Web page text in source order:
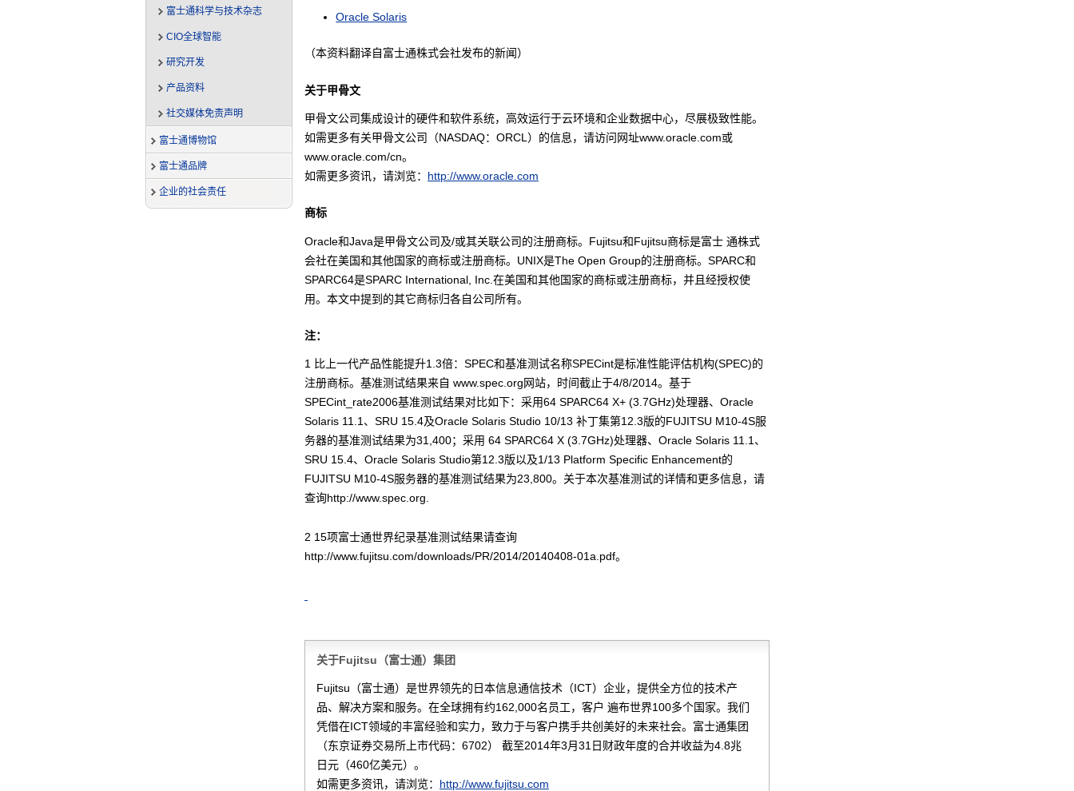
富士通科学与技术杂志
CIO全球智能
研究开发
产品资料
社交媒体免责声明
富士通博物馆
富士通品牌
企业的社会责任
Oracle Solaris
（本资料翻译自富士通株式会社发布的新闻）
关于甲骨文
甲骨文公司集成设计的硬件和软件系统，高效运行于云环境和企业数据中心，尽展极致性能。
如需更多有关甲骨文公司（NASDAQ：ORCL）的信息，请访问网址www.oracle.com或
www.oracle.com/cn。
如需更多资讯，请浏览： http://www.oracle.com
商标
Oracle和Java是甲骨文公司及/或其关联公司的注册商标。Fujitsu和Fujitsu商标是富士 通株式
会社在美国和其他国家的商标或注册商标。UNIX是The Open Group的注册商标。SPARC和
SPARC64是SPARC International, Inc.在美国和其他国家的商标或注册商标，并且经授权使
用。本文中提到的其它商标归各自公司所有。
注：
1 比上一代产品性能提升1.3倍：SPEC和基准测试名称SPECint是标准性能评估机构(SPEC)的
注册商标。基准测试结果来自 www.spec.org网站，时间截止于4/8/2014。基于
SPECint_rate2006基准测试结果对比如下：采用64 SPARC64 X+ (3.7GHz)处理器、Oracle
Solaris 11.1、SRU 15.4及Oracle Solaris Studio 10/13 补丁集第12.3版的FUJITSU M10-4S服
务器的基准测试结果为31,400；采用 64 SPARC64 X (3.7GHz)处理器、Oracle Solaris 11.1、
SRU 15.4、Oracle Solaris Studio第12.3版以及1/13 Platform Specific Enhancement的
FUJITSU M10-4S服务器的基准测试结果为23,800。关于本次基准测试的详情和更多信息，请
查询http://www.spec.org.
2 15项富士通世界纪录基准测试结果请查询
http://www.fujitsu.com/downloads/PR/2014/20140408-01a.pdf。
关于Fujitsu（富士通）集团
Fujitsu（富士通）是世界领先的日本信息通信技术（ICT）企业，提供全方位的技术产
品、解决方案和服务。在全球拥有约162,000名员工，客户 遍布世界100多个国家。我们
凭借在ICT领域的丰富经验和实力，致力于与客户携手共创美好的未来社会。富士通集团
（东京证券交易所上市代码：6702） 截至2014年3月31日财政年度的合并收益为4.8兆
日元（460亿美元）。
如需更多资讯，请浏览： http://www.fujitsu.com